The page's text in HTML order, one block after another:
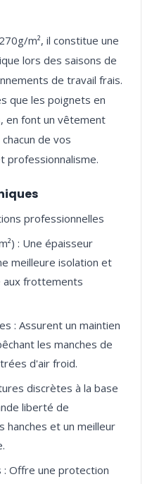
m², il constitue une
lors des saisons de
de travail frais.
que les poignets en
en font un vêtement
de vos
professionnelles
: Une épaisseur
meilleure isolation et
aux frottements
: Assurent un maintien
les manches de
d'air froid.
discrètes à la base
liberté de
hanches et un meilleur
: Offre une protection